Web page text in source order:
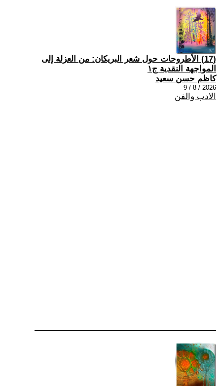
(17) الأطروحات حول شعر البريكان: من العزلة إلى
المواجهة النقدية ج١
كاظم حسن سعيد
2026 / 8 / 9
الادب والفن